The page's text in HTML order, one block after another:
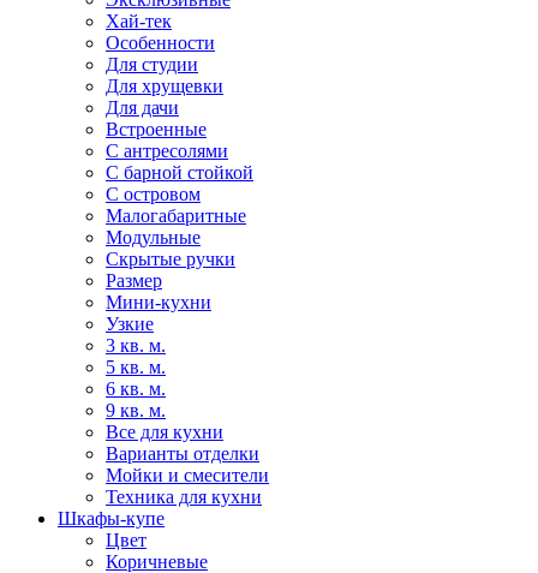
Хай-тек
Особенности
Для студии
Для хрущевки
Для дачи
Встроенные
С антресолями
С барной стойкой
С островом
Малогабаритные
Модульные
Скрытые ручки
Размер
Мини-кухни
Узкие
3 кв. м.
5 кв. м.
6 кв. м.
9 кв. м.
Все для кухни
Варианты отделки
Мойки и смесители
Техника для кухни
Шкафы-купе
Цвет
Коричневые